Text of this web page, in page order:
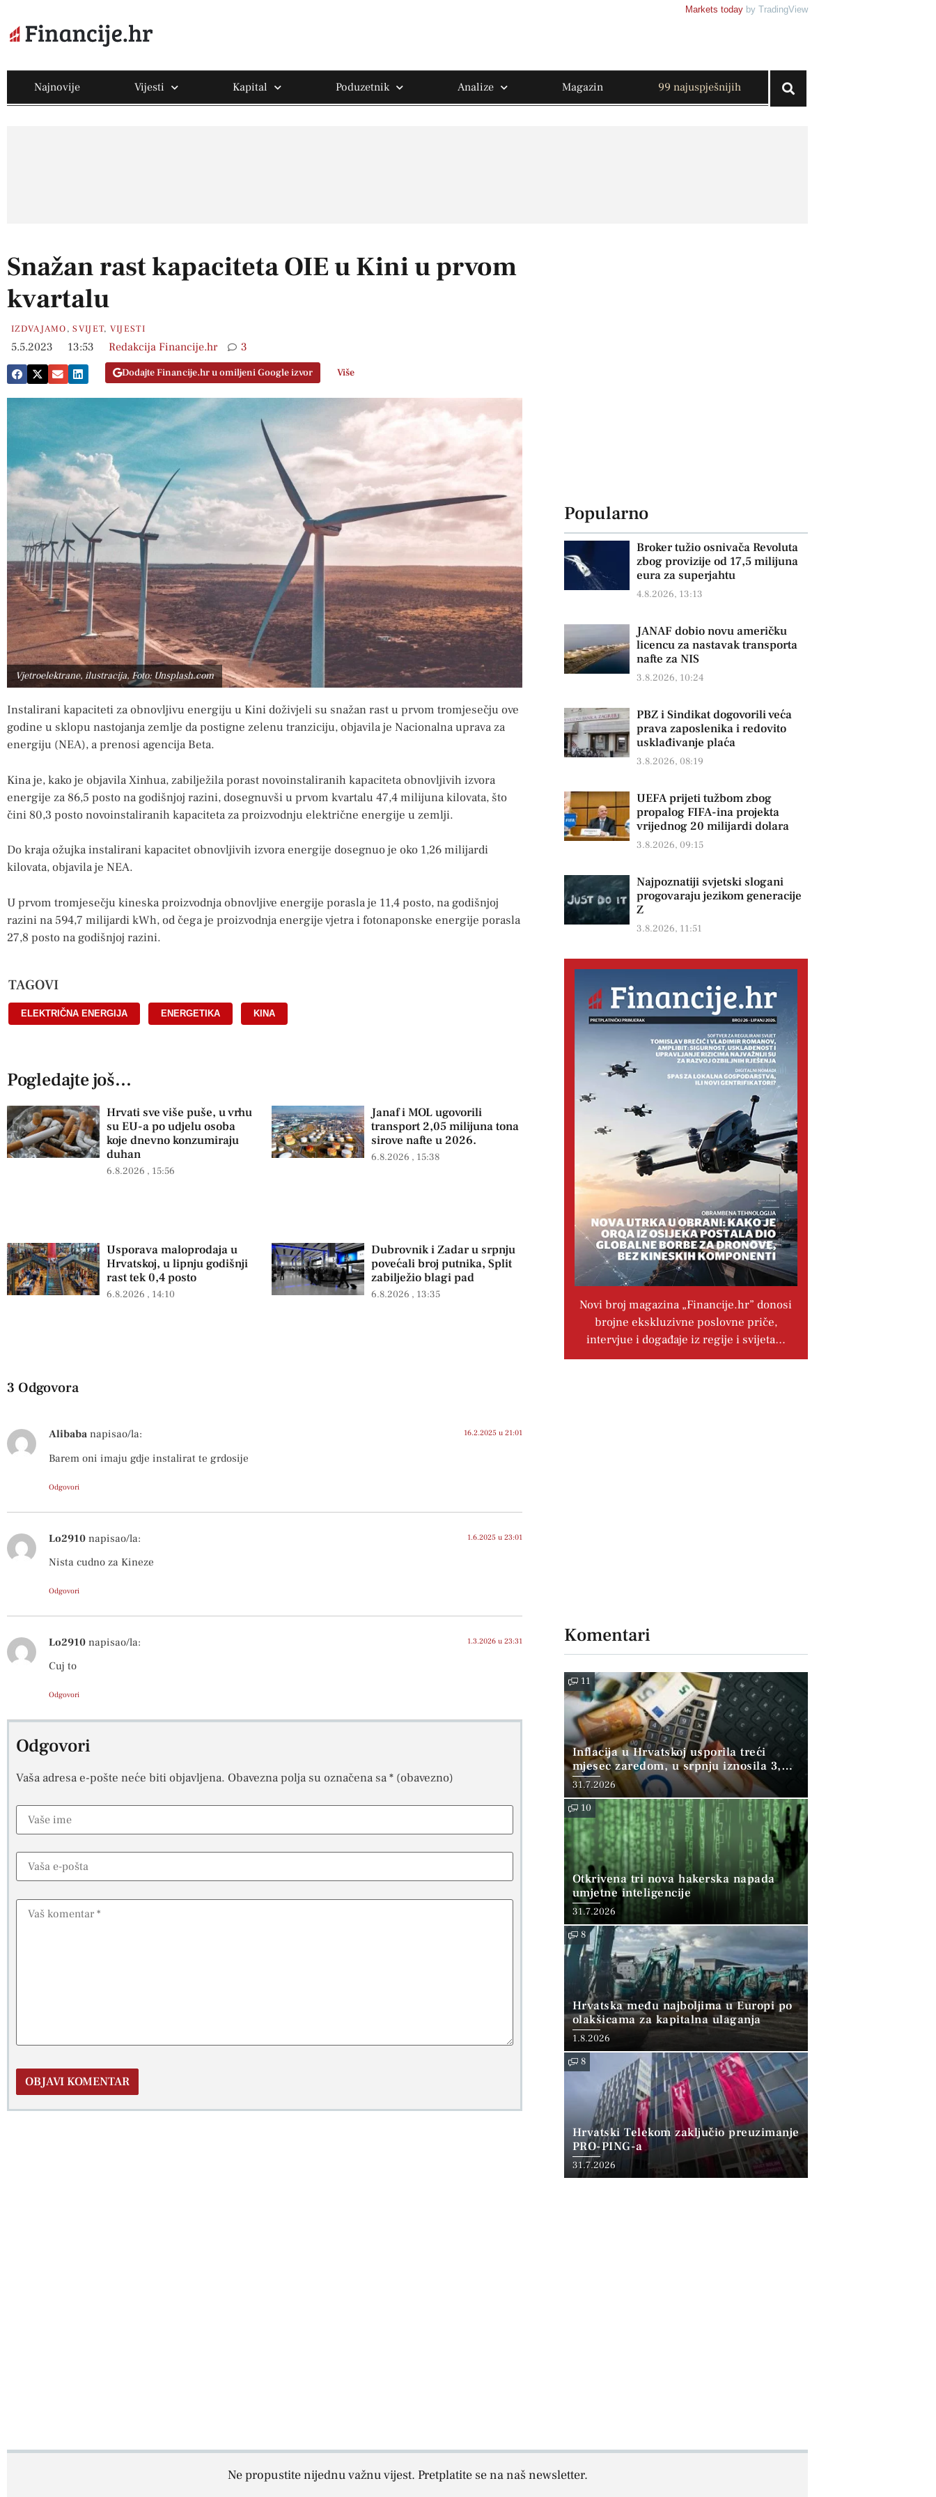
Markets today by TradingView
Najnovije Vijesti Kapital Poduzetnik Analize Magazin 99 najuspješnijih
Snažan rast kapaciteta OIE u Kini u prvom
kvartalu
IZDVAJAMO,SVIJET, VIJESTI
5.5.2023 13:53 Redakcija Financije.hr 3
Dodajte Financije.hr u omiljeni Google izvor Više
Vjetroelektrane, ilustracija, Foto: Unsplash.com
Instalirani kapaciteti za obnovljivu energiju u Kini doživjeli su snažan rast u prvom tromjesečju ove
godine u sklopu nastojanja zemlje da postigne zelenu tranziciju, objavila je Nacionalna uprava za
energiju (NEA), a prenosi agencija Beta.
Kina je, kako je objavila Xinhua, zabilježila porast novoinstaliranih kapaciteta obnovljivih izvora
energije za 86,5 posto na godišnjoj razini, dosegnuvši u prvom kvartalu 47,4 milijuna kilovata, što
čini 80,3 posto novoinstaliranih kapaciteta za proizvodnju električne energije u zemlji.
Do kraja ožujka instalirani kapacitet obnovljivih izvora energije dosegnuo je oko 1,26 milijardi
kilovata, objavila je NEA.
U prvom tromjesečju kineska proizvodnja obnovljive energije porasla je 11,4 posto, na godišnjoj
razini na 594,7 milijardi kWh, od čega je proizvodnja energije vjetra i fotonaponske energije porasla
27,8 posto na godišnjoj razini.
TAGOVI
ELEKTRIČNA ENERGIJA ENERGETIKA KINA
Pogledajte još...
Hrvati sve više puše, u vrhu
su EU-a po udjelu osoba
koje dnevno konzumiraju
duhan
6.8.2026 15:56
Janaf i MOL ugovorili
transport 2,05 milijuna tona
sirove nafte u 2026.
6.8.2026 15:38
Usporava maloprodaja u
Hrvatskoj, u lipnju godišnji
rast tek 0,4 posto
6.8.2026 14:10
Dubrovnik i Zadar u srpnju
povećali broj putnika, Split
zabilježio blagi pad
6.8.2026 13:35
3 Odgovora
Alibaba napisao/la: 16.2.2025 u 21:01
Barem oni imaju gdje instalirat te grdosije
Odgovori
Lo2910 napisao/la: 1.6.2025 u 23:01
Nista cudno za Kineze
Odgovori
Lo2910 napisao/la: 1.3.2026 u 23:31
Cuj to
Odgovori
Odgovori
Vaša adresa e-pošte neće biti objavljena. Obavezna polja su označena sa* (obavezno)
Popularno
Broker tužio osnivača Revoluta
zbog provizije od 17,5 milijuna
eura za superjahtu
4.8.2026, 13:13
JANAF dobio novu američku
licencu za nastavak transporta
nafte za NIS
3.8.2026, 10:24
PBZ i Sindikat dogovorili veća
prava zaposlenika i redovito
usklađivanje plaća
3.8.2026, 08:19
UEFA prijeti tužbom zbog
propalog FIFA-ina projekta
vrijednog 20 milijardi dolara
3.8.2026, 09:15
Najpoznatiji svjetski slogani
progovaraju jezikom generacije
Z
3.8.2026, 11:51
Novi broj magazina „Financije.hr” donosi
brojne ekskluzivne poslovne priče,
intervjue i događaje iz regije i svijeta…
Komentari
11
Inflacija u Hrvatskoj usporila treći
mjesec zaredom, u srpnju iznosila 3,9
posto
31.7.2026
10
Otkrivena tri nova hakerska napada
umjetne inteligencije
31.7.2026
8
Hrvatska među najboljima u Europi po
olakšicama za kapitalna ulaganja
1.8.2026
8
Hrvatski Telekom zaključio preuzimanje
PRO-PING-a
31.7.2026
Ne propustite nijednu važnu vijest. Pretplatite se na naš newsletter.